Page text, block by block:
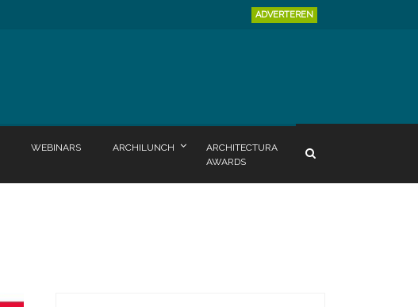
ADVERTEREN
WEBINARS ARCHILUNCH
ARCHITECTURA
AWARDS